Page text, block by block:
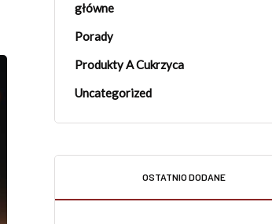
główne
Porady
Produkty A Cukrzyca
Uncategorized
OSTATNIO DODANE